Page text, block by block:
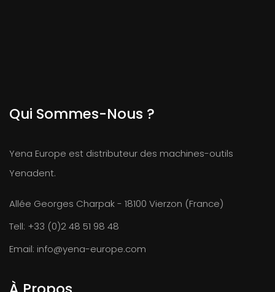
Qui Sommes-Nous ?
Yena Europe est distributeur des machines-outils
Yenadent.
Allée Georges Charpak - 18100 Vierzon (France)
Tell: +33 (0)2 48 51 98 48
Email: info@yena-europe.com